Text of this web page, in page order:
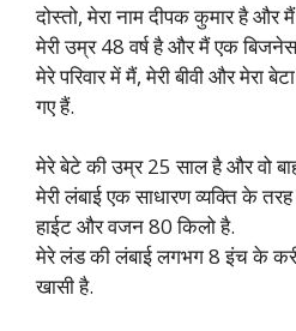
दोस्तो, मेरा नाम दीपक कुमार है और
मेरी उम्र 48 वर्ष है और मैं एक
मेरे परिवार में मैं, मेरी बीवी और मेरा
गए हैं.
मेरे बेटे की उम्र 25 साल है और वो
मेरी लंबाई एक साधारण व्यक्ति के
हाईट और वजन 80 किलो है.
मेरे लंड की लंबाई लगभग 8 इंच के
खासी है.